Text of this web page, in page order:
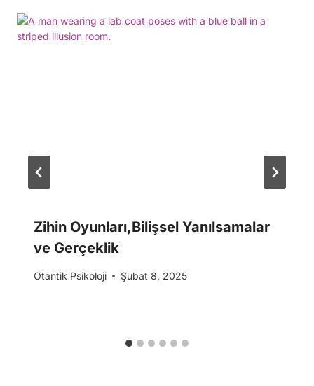
Zihin Oyunları,Bilişsel Yanılsamalar
ve Gerçeklik
Otantik Psikoloji Şubat 8, 2025